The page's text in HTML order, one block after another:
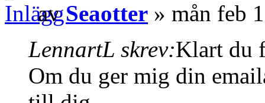
avSeaotter » mån feb
LennartL skrev:Klart du
Om du ger mig din